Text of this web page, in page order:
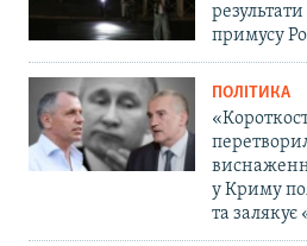
примусу
ПОЛІТИКА
у Криму
та